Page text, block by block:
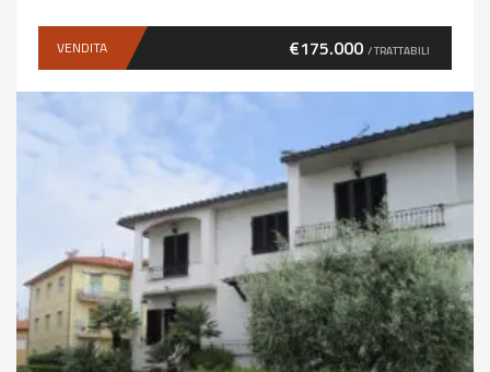
VENDITA €175.000 / TRATTABILI